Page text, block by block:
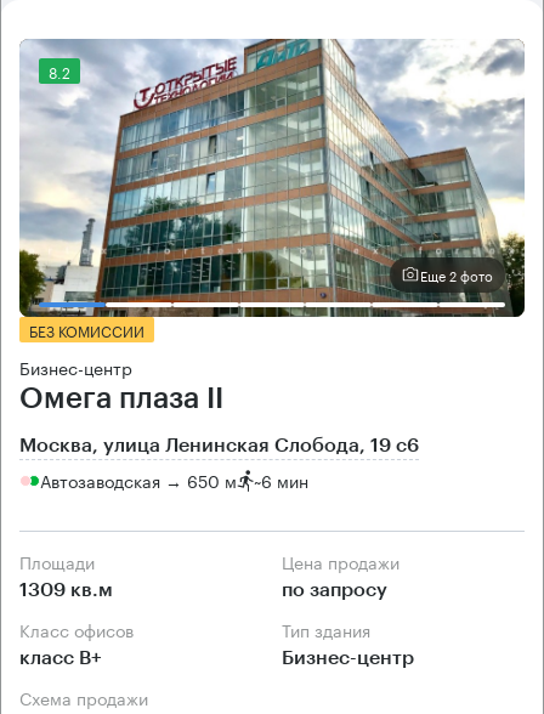
8.2
Еще 2 фото
БЕЗ КОМИССИИ
Бизнес-центр
Омега плаза II
Москва, улица Ленинская Слобода, 19 с6
Автозаводская → 650 м ~6 мин
Площади
1309 кв.м
Цена продажи
по запросу
Класс офисов
класс B+
Тип здания
Бизнес-центр
Схема продажи